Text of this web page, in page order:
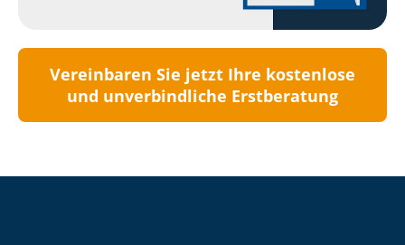
Vereinbaren Sie jetzt Ihre kostenlose
und unverbindliche Erstberatung